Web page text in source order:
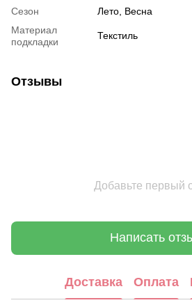
Сезон
Лето, Весна
Материал
подкладки
Текстиль
Отзывы
Добавьте первый
Написать
Доставка Оплата